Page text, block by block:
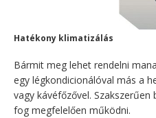
Hatékony klimatizálás
Bármit meg lehet rendelni
egy légkondicionálóval más a
vagy kávéfőzővel.
fog megfelelően működni.